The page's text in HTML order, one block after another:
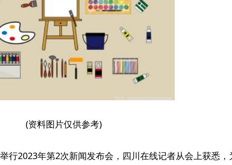
(资料图片仅供参考)
行2023年第2次新闻发布会，四川在线记者从会上获悉，